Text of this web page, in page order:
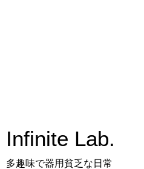
Infinite Lab.
多趣味で器用貧乏な日常